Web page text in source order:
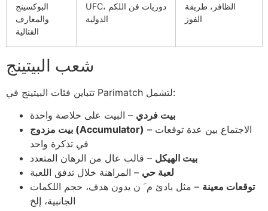
البوكسينج
والمعارف
القتالية
UFC، دوريات فن اللكم
الدولية
الظافر، طريقة
الفوز
شعب البيتينج
تتباين فئات البيتينج في Parimatch لتشمل:
بيت فردي – البيت على خلاصة واحدة
بيت مزدوج (Accumulator) – الاجتماع بين عدة توقعات
في تذكرة واحد
بيت الهيكل – قالب عال من الرهان المتعدد
لعبة حي – المراهنة خلال تدفق اللعبة
توقعات معينة – مثل بادئ م َ ن يدون هدف، حجم اللكمات
الجانبية، إلخ